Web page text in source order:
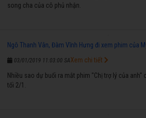
song cha của cô phủ nhận.
Ngô Thanh Vân, Đàm Vĩnh Hưng đi xem phim của
03/01/2019 11:03:00 SA
Nhiều sao dự buổi ra mắt phim "Chị trợ lý của anh"
tối 2/1.
Xem chi tiết